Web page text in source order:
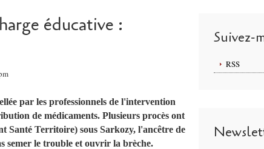
éducative :
par les professionnels de l'intervention
de médicaments. Plusieurs procès ont
Santé Territoire) sous Sarkozy, l'ancêtre de
semer le trouble et ouvrir la brèche.
Suivez-
RSS